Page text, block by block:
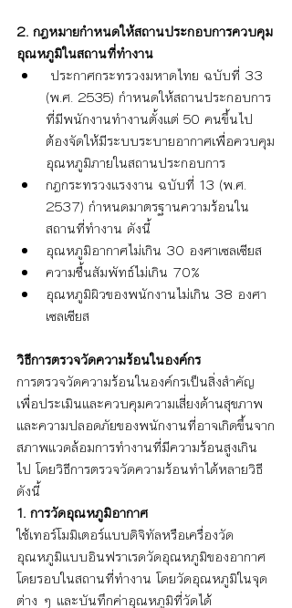
2. กฎหมายกำหนดให้สถานประกอบการควบคุม
อุณหภูมิในสถานที่ทำงาน
ประกาศกระทรวงมหาดไทย ฉบับที่ 33
(พ.ศ. 2535) กำหนดให้สถานประกอบการ
ที่มีพนักงานทำงานตั้งแต่ 50 คนขึ้นไป
ต้องจัดให้มีระบบระบายอากาศเพื่อควบคุม
อุณหภูมิภายในสถานประกอบการ
กฎกระทรวงแรงงาน ฉบับที่ 13 (พ.ศ.
2537) กำหนดมาตรฐานความร้อนใน
สถานที่ทำงาน ดังนี้
อุณหภูมิอากาศไม่เกิน 30 องศาเซลเซียส
ความชื้นสัมพัทธ์ไม่เกิน 70%
อุณหภูมิผิวของพนักงานไม่เกิน 38 องศา
เซลเซียส
วิธีการตรวจวัดความร้อนในองค์กร
การตรวจวัดความร้อนในองค์กรเป็นสิ่งสำคัญ
เพื่อประเมินและควบคุมความเสี่ยงด้านสุขภาพ
และความปลอดภัยของพนักงานที่อาจเกิดขึ้นจาก
สภาพแวดล้อมการทำงานที่มีความร้อนสูงเกิน
ไป โดยวิธีการตรวจวัดความร้อนทำได้หลายวิธี
ดังนี้
1. การวัดอุณหภูมิอากาศ
ใช้เทอร์โมมิเตอร์แบบดิจิทัลหรือเครื่องวัด
อุณหภูมิแบบอินฟราเรดวัดอุณหภูมิของอากาศ
โดยรอบในสถานที่ทำงาน โดยวัดอุณหภูมิในจุด
ต่าง ๆ และบันทึกค่าอุณหภูมิที่วัดได้